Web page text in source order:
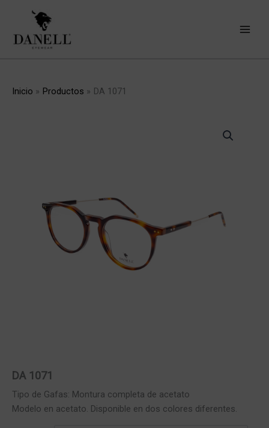
contenido
Inicio Productos DA 1071
DA 1071
Tipo de Gafas: Montura completa de acetato
Modelo en acetato. Disponible en dos colores diferentes.